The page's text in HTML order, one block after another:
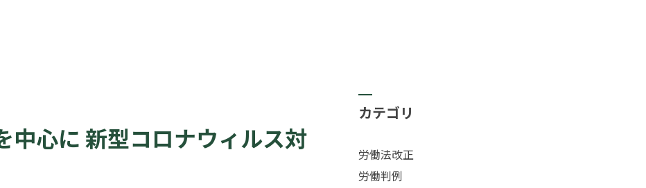
中心に 新型コロナウィルス対
カテゴリ
労働法改正
労働判例